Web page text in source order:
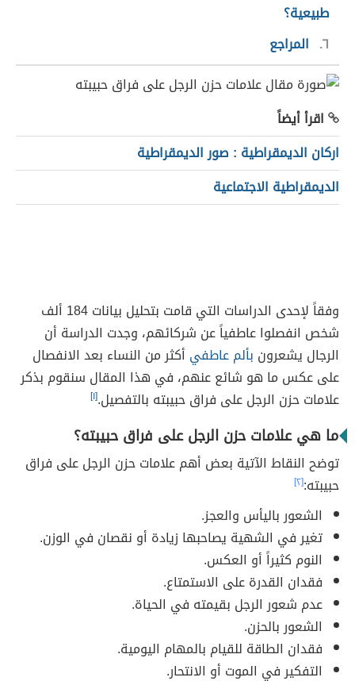
طبيعية؟
٦ المراجع
اقرأ أيضاً
اركان الديمقراطية : صور الديمقراطية
الديمقراطية الاجتماعية
وفقاً لإحدى الدراسات التي قامت بتحليل بيانات 184 ألف
شخص انفصلوا عاطفياً عن شركائهم، وجدت الدراسة أن
الرجال يشعرون بألم عاطفي أكثر من النساء بعد الانفصال
على عكس ما هو شائع عنهم، في هذا المقال سنقوم بذكر
علامات حزن الرجل على فراق حبيبته بالتفصيل.[١]
ما هي علامات حزن الرجل على فراق حبيبته؟
توضح النقاط الآتية بعض أهم علامات حزن الرجل على فراق
حبيبته:[٢]
الشعور باليأس والعجز.
تغير في الشهية يصاحبها زيادة أو نقصان في الوزن.
النوم كثيراً أو العكس.
فقدان القدرة على الاستمتاع.
عدم شعور الرجل بقيمته في الحياة.
الشعور بالحزن.
فقدان الطاقة للقيام بالمهام اليومية.
التفكير في الموت أو الانتحار.